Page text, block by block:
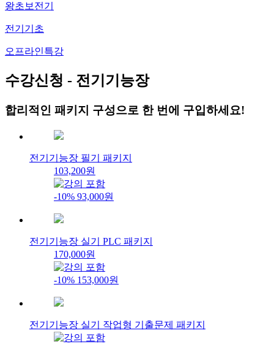
왕초보전기
전기기초
오프라인특강
수강신청 - 전기기능장
합리적인 패키지 구성으로 한 번에 구입하세요!
전기기능장 필기 패키지
103,200원
-10% 93,000원
전기기능장 실기 PLC 패키지
170,000원
-10% 153,000원
전기기능장 실기 작업형 기출문제 패키지